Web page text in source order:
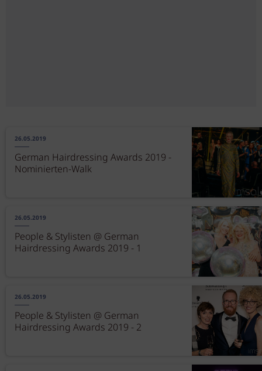
26.05.2019
German Hairdressing Awards 2019 -
Nominierten-Walk
26.05.2019
People & Stylisten @ German
Hairdressing Awards 2019 - 1
26.05.2019
People & Stylisten @ German
Hairdressing Awards 2019 - 2